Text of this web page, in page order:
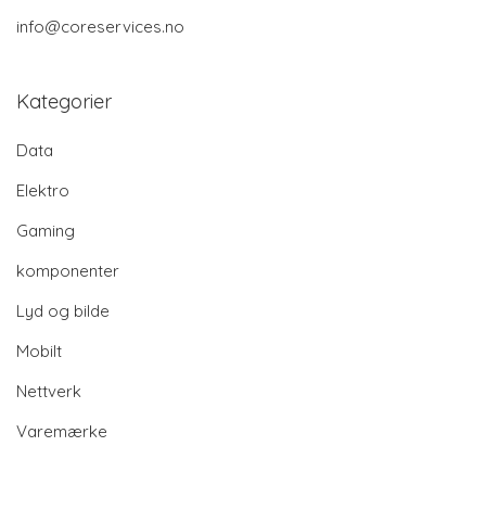
info@coreservices.no
Kategorier
Data
Elektro
Gaming
komponenter
Lyd og bilde
Mobilt
Nettverk
Varemærke